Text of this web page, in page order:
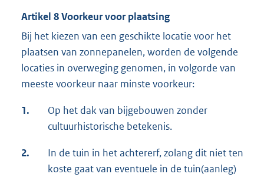
Artikel 8 Voorkeur voor plaatsing
Bij het kiezen van een geschikte locatie voor het
plaatsen van zonnepanelen, worden de volgende
locaties in overweging genomen, in volgorde van
meeste voorkeur naar minste voorkeur:
1.
Op het dak van bijgebouwen zonder
cultuurhistorische betekenis.
2.
In de tuin in het achtererf, zolang dit niet ten
koste gaat van eventuele in de tuin(aanleg)